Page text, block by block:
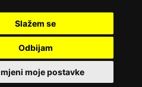
Slažem se
Odbijam
moje postavke
EU VAT number : 205391327,
LTD, Adress : UL.L.
4000, City : Plovdiv, Country :